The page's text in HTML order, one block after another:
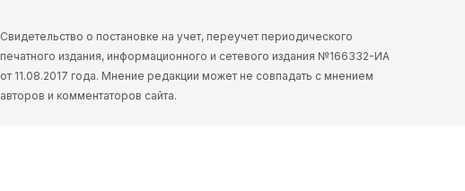
Свидетельство о постановке на учет, переучет периодического
печатного издания, информационного и сетевого издания №166332-ИА
от 11.08.2017 года. Мнение редакции может не совпадать с мнением
авторов и комментаторов сайта.